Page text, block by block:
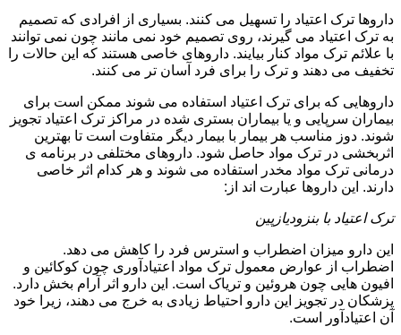
داروها ترک اعتیاد را تسهیل می کنند. بسیاری از افرادی که تصمیم
به ترک اعتیاد می گیرند، روی تصمیم خود نمی مانند چون نمی توانند
با علائم ترک مواد کنار بیایند. داروهای خاصی هستند که این حالات را
تخفیف می دهند و ترک را برای فرد آسان تر می کنند.
داروهایی که برای ترک اعتیاد استفاده می شوند ممکن است برای
بیماران سرپایی و یا بیماران بستری شده در مراکز ترک اعتیاد تجویز
شوند. دوز مناسب هر بیمار با بیمار دیگر متفاوت است تا بهترین
اثربخشی در ترک مواد حاصل شود. داروهای مختلفی در برنامه ی
درمانی ترک مواد مخدر استفاده می شوند و هر کدام اثر خاصی
دارند. این داروها عبارت اند از:
ترک اعتیاد با بنزودیازپین
این دارو میزان اضطراب و استرس فرد را کاهش می دهد.
اضطراب از عوارض معمول ترک مواد اعتیادآوری چون کوکائین و
افیون هایی چون هروئین و تریاک است. این دارو اثر آرام بخش دارد.
پزشکان در تجویز این دارو احتیاط زیادی به خرج می دهند، زیرا خود
آن اعتیادآور است.